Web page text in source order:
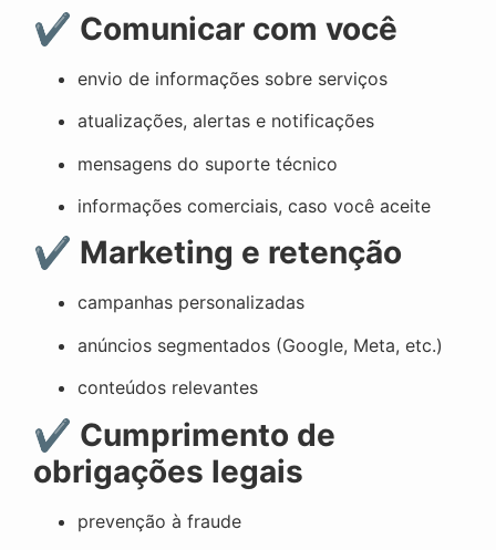
✔ Comunicar com você
envio de informações sobre serviços
atualizações, alertas e notificações
mensagens do suporte técnico
informações comerciais, caso você aceite
✔ Marketing e retenção
campanhas personalizadas
anúncios segmentados (Google, Meta, etc.)
conteúdos relevantes
✔ Cumprimento de
obrigações legais
prevenção à fraude